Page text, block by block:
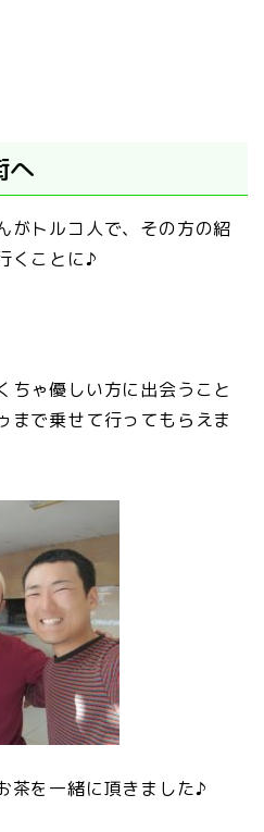
へ
がトルコ人で、その方の紹
くことに♪
ちゃ優しい方に出会うこと
まで乗せて行ってもらえま
茶を一緒に頂きました♪